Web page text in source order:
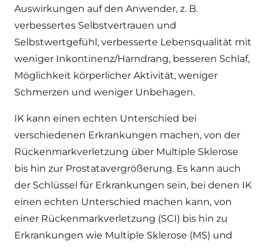
Auswirkungen auf den Anwender, z. B.
verbessertes Selbstvertrauen und
Selbstwertgefühl, verbesserte Lebensqualität mit
weniger Inkontinenz/Harndrang, besseren Schlaf,
Möglichkeit körperlicher Aktivität, weniger
Schmerzen und weniger Unbehagen.
IK kann einen echten Unterschied bei
verschiedenen Erkrankungen machen, von der
Rückenmarkverletzung über Multiple Sklerose
bis hin zur Prostatavergrößerung. Es kann auch
der Schlüssel für Erkrankungen sein, bei denen IK
einen echten Unterschied machen kann, von
einer Rückenmarkverletzung (SCI) bis hin zu
Erkrankungen wie Multiple Sklerose (MS) und